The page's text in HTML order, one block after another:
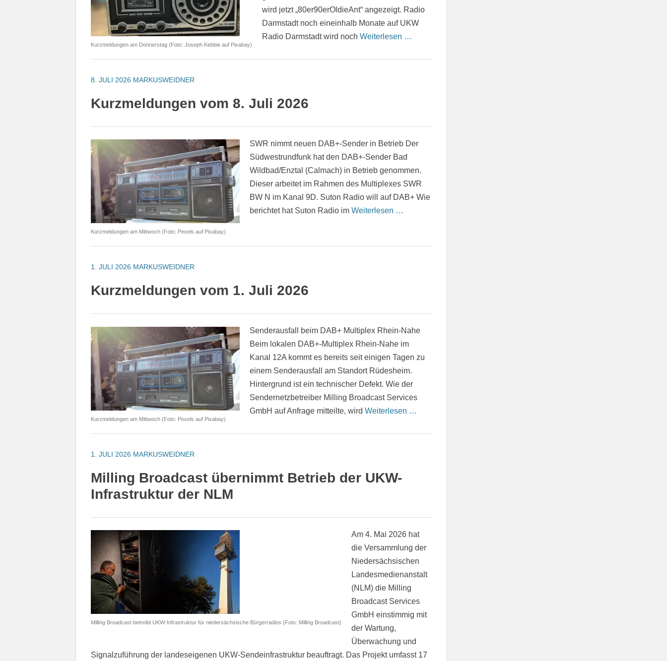
Kurzmeldungen am Donnerstag (Foto: Joseph Kebbie auf Pixabay)
wird jetzt „80er90erOldieAnt“ angezeigt. Radio
Darmstadt noch eineinhalb Monate auf UKW
Radio Darmstadt wird noch Weiterlesen …
8. JULI 2026 MARKUSWEIDNER
Kurzmeldungen vom 8. Juli 2026
Kurzmeldungen am Mittwoch (Foto: Pexels auf Pixabay)
SWR nimmt neuen DAB+-Sender in Betrieb Der
Südwestrundfunk hat den DAB+-Sender Bad
Wildbad/Enztal (Calmach) in Betrieb genommen.
Dieser arbeitet im Rahmen des Multiplexes SWR
BW N im Kanal 9D. Suton Radio will auf DAB+ Wie
berichtet hat Suton Radio im Weiterlesen …
1. JULI 2026 MARKUSWEIDNER
Kurzmeldungen vom 1. Juli 2026
Kurzmeldungen am Mittwoch (Foto: Pexels auf Pixabay)
Senderausfall beim DAB+ Multiplex Rhein-Nahe
Beim lokalen DAB+-Multiplex Rhein-Nahe im
Kanal 12A kommt es bereits seit einigen Tagen zu
einem Senderausfall am Standort Rüdesheim.
Hintergrund ist ein technischer Defekt. Wie der
Sendernetzbetreiber Milling Broadcast Services
GmbH auf Anfrage mitteilte, wird Weiterlesen …
1. JULI 2026 MARKUSWEIDNER
Milling Broadcast übernimmt Betrieb der UKW-
Infrastruktur der NLM
Milling Broadcast betreibt UKW-Infrastruktur für niedersächsische Bürgerradios (Foto: Milling Broadcast)
Am 4. Mai 2026 hat
die Versammlung der
Niedersächsischen
Landesmedienanstalt
(NLM) die Milling
Broadcast Services
GmbH einstimmig mit
der Wartung,
Überwachung und
Signalzuführung der landeseigenen UKW-Sendeinfrastruktur beauftragt. Das Projekt umfasst 17